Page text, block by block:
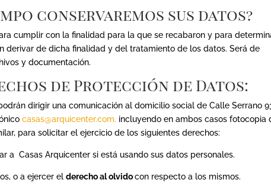
conservaremos sus datos?
cumplir con la finalidad para la que se recabaron y para
derivar de dicha finalidad y del tratamiento de los datos. Será de
y documentación.
de Protección de Datos:
dirigir una comunicación al domicilio social de Calle Serrano
casas@arquicenter.com. incluyendo en ambos casos fotocopia
para solicitar el ejercicio de los siguientes derechos:
a Casas Arquicenter si está usando sus datos personales.
o a ejercer elderecho al olvidocon respecto a los mismos.